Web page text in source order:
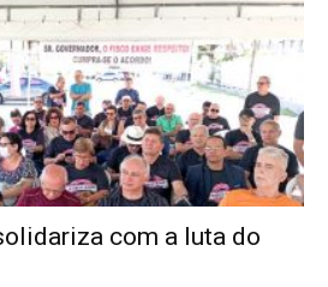
com a luta do